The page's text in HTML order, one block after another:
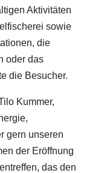
Aktivitäten
sowie
die
oder das
die Besucher.
Kummer,
gern unseren
der Eröffnung
das den